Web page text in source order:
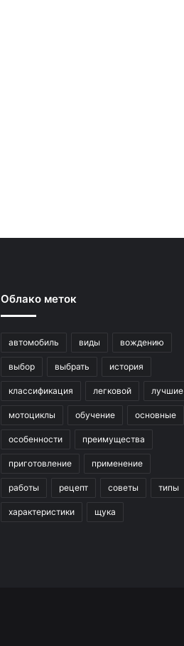
Облако меток
автомобиль виды вождению
выбор выбрать история
классификация легковой лучшие
мотоциклы обучение основные
особенности преимущества
приготовление применение
работы рецепт советы типы
характеристики щука